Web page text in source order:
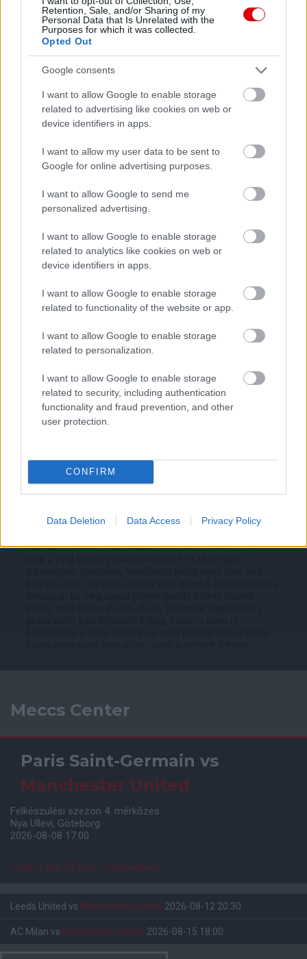
Retention, Sale, and/or Sharing of my
Personal Data that Is Unrelated with the
Purposes for which it was collected.
Opted Out
Google consents
I want to allow Google to enable storage
related to advertising like cookies on web or
device identifiers in apps.
I want to allow my user data to be sent to
Google for online advertising purposes.
I want to allow Google to send me
personalized advertising.
I want to allow Google to enable storage
related to analytics like cookies on web or
device identifiers in apps.
I want to allow Google to enable storage
related to functionality of the website or app.
I want to allow Google to enable storage
related to personalization.
I want to allow Google to enable storage
related to security, including authentication
functionality and fraud prevention, and other
user protection.
CONFIRM
Data Deletion Data Access Privacy Policy
Meccs Center
Paris Saint-Germain vs
Manchester United
Felkészülési szezon 4. mérkőzés
Nya Ullevi, Göteborg
2026-08-08 17:00
1 nap 1 óra 53 perc 7 másodperc
Leeds United vs Manchester United 2026-08-12 20:30
AC Milan vs Manchester United 2026-08-15 18:00